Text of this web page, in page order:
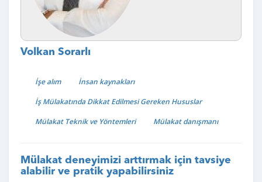
Volkan Sorarlı
İşe alım
İnsan kaynakları
İş Mülakatında Dikkat Edilmesi Gereken Hususlar
Mülakat Teknik ve Yöntemleri
Mülakat danışmanı
Mülakat deneyimizi arttırmak için tavsiye
alabilir ve pratik yapabilirsiniz